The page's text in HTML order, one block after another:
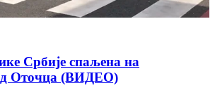
Србије спаљена на
Оточца (ВИДЕО)